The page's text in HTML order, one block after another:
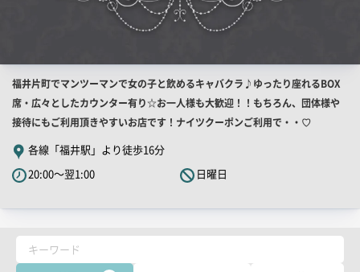
店
舗
PR
キ
ャ
ッ
ピ
福井片町でマンツーマンで女の子と飲めるキャバクラ♪ゆったり座れるBOX
席・広々としたカウンター有り☆お一人様も大歓迎！！もちろん、団体様や
接待にもご利用頂きやすいお店です！ナイツクーポンご利用で・・♡
各線「福井駅」より徒歩16分
20:00～翌1:00
日曜日
キーワード